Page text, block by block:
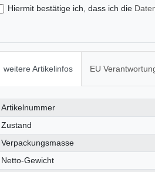
Hiermit bestätige ich, dass ich die
weitere Artikelinfos EU
Technisches
Merkmal
Wert
Artikelnummer
Zustand
Verpackungsmasse
Netto-Gewicht